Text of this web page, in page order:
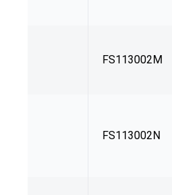
FS113002M
FS113002N